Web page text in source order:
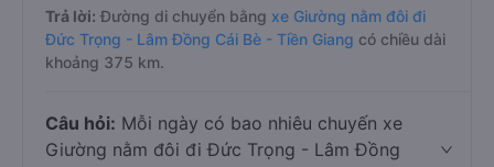
Trả lời: Đường di chuyển bằng xe Giường nằm đôi đi
Đức Trọng - Lâm Đồng Cái Bè - Tiền Giang có chiều dài
khoảng 375 km.
Câu hỏi: Mỗi ngày có bao nhiêu chuyến xe
Giường nằm đôi đi Đức Trọng - Lâm Đồng